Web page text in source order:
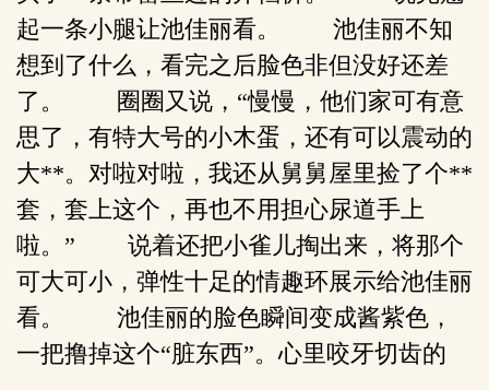
起一条小腿让池佳丽看。 池佳丽不知
想到了什么，看完之后脸色非但没好还差
了。 圈圈又说，“慢慢，他们家可有意
思了，有特大号的小木蛋，还有可以震动的
大**。对啦对啦，我还从舅舅屋里捡了个**
套，套上这个，再也不用担心尿道手上
啦。” 说着还把小雀儿掏出来，将那个
可大可小，弹性十足的情趣环展示给池佳丽
看。 池佳丽的脸色瞬间变成酱紫色，
一把撸掉这个“脏东西”。心里咬牙切齿的